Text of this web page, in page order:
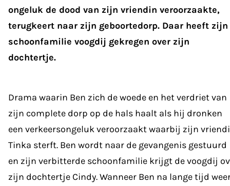
ongeluk de dood van zijn vriendin veroorzaakte,
terugkeert naar zijn geboortedorp. Daar heeft zijn
schoonfamilie voogdij gekregen over zijn
dochtertje.
Drama waarin Ben zich de woede en het verdriet van
zijn complete dorp op de hals haalt als hij dronken
een verkeersongeluk veroorzaakt waarbij zijn
Tinka sterft. Ben wordt naar de gevangenis gestuurd
en zijn verbitterde schoonfamilie krijgt de voogdij
zijn dochtertje Cindy. Wanneer Ben na lange tijd